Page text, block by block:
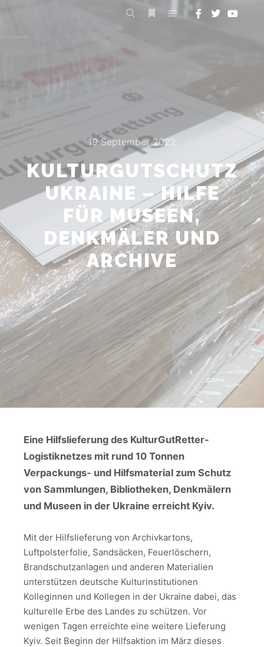
19 September 2022
KULTURGUTSCHUTZ
UKRAINE – HILFE
FÜR MUSEEN,
DENKMÄLER UND
ARCHIVE
Eine Hilfslieferung des KulturGutRetter-
Logistiknetzes mit rund 10 Tonnen
Verpackungs- und Hilfsmaterial zum Schutz
von Sammlungen, Bibliotheken, Denkmälern
und Museen in der Ukraine erreicht Kyiv.
Mit der Hilfslieferung von Archivkartons,
Luftpolsterfolie, Sandsäcken, Feuerlöschern,
Brandschutzanlagen und anderen Materialien
unterstützen deutsche Kulturinstitutionen
Kolleginnen und Kollegen in der Ukraine dabei, das
kulturelle Erbe des Landes zu schützen. Vor
wenigen Tagen erreichte eine weitere Lieferung
Kyiv. Seit Beginn der Hilfsaktion im März dieses